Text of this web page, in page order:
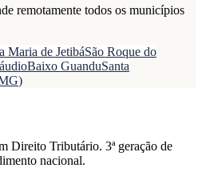
remotamente todos os municípios
Maria de JetibáSão Roque do
Baixo GuanduSanta
)
Direito Tributário. 3ª geração de
nacional.